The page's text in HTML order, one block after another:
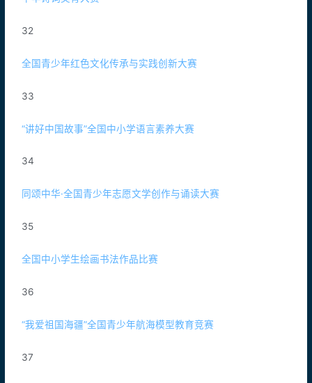
32
全国青少年红色文化传承与实践创新大赛
33
“讲好中国故事”全国中小学语言素养大赛
34
同颂中华·全国青少年志愿文学创作与诵读大赛
35
全国中小学生绘画书法作品比赛
36
“我爱祖国海疆”全国青少年航海模型教育竞赛
37